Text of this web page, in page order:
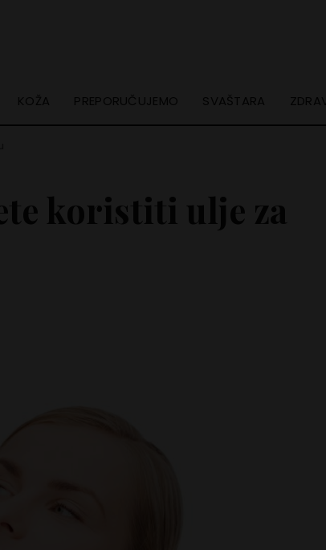
KOŽA PREPORUČUJEMO SVAŠTARA
koristiti ulje za